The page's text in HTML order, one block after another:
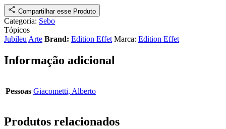
Compartilhar esse Produto
Categoria: Sebo
Tópicos
Jubileu Arte Brand: Edition Effet Marca: Edition Effet
Informação adicional
Pessoas Giacometti, Alberto
Produtos relacionados